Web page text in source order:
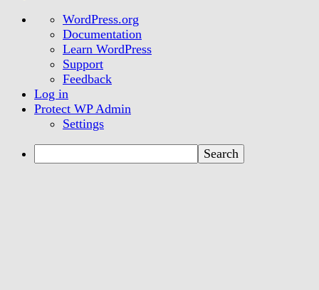
About
WordPress
WordPress.org
Documentation
Learn WordPress
Support
Feedback
Log in
Protect WP Admin
Settings
Search